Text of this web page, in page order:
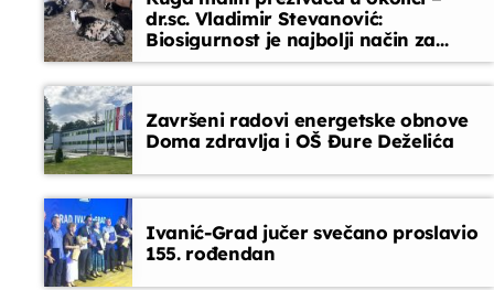
Glazbeni blok
dr.sc. Vladimir Stevanović:
Biosigurnost je najbolji način za
sprječavanje ulaska bolesti
Završeni radovi energetske obnove
Doma zdravlja i OŠ Đure Deželića
Ivanić-Grad jučer svečano proslavio
155. rođendan